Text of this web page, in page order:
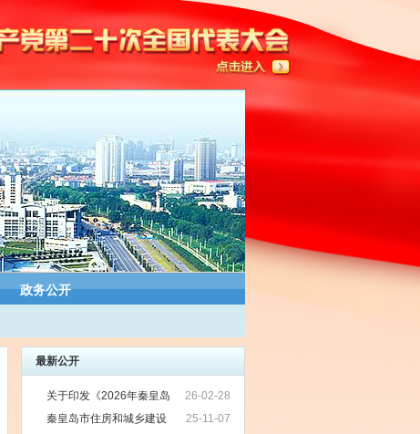
政务公开
最新公开
26-02-28
关于印发《2026年秦皇岛
市住房和城乡建设局“双随机、一公
25-11-07
秦皇岛市住房和城乡建设